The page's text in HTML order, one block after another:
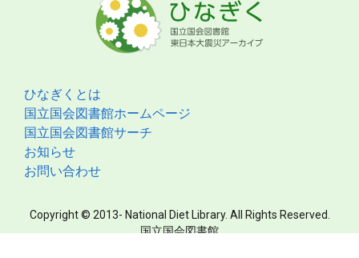
ひなぎくとは
国立国会図書館ホームページ
国立国会図書館サーチ
お知らせ
お問い合わせ
Copyright © 2013- National Diet Library. All Rights Reserved.